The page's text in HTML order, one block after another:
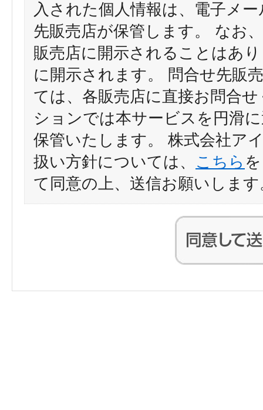
入された個人情報は、電子メ
先販売店が保管します。 なお
販売店に開示されることはあ
に開示されます。 問合せ先販
ては、各販売店に直接お問合
ションでは本サービスを円滑
保管いたします。 株式会社ア
扱い方針については、 こちら
て同意の上、送信お願いします